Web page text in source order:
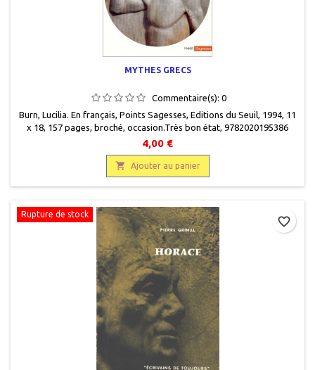
MYTHES GRECS
Commentaire(s): 0
Burn, Lucilia. En français, Points Sagesses, Editions du Seuil, 1994, 11
x 18, 157 pages, broché, occasion.Très bon état, 9782020195386
4,00 €
 Ajouter au panier
Rupture de stock
favorite_border